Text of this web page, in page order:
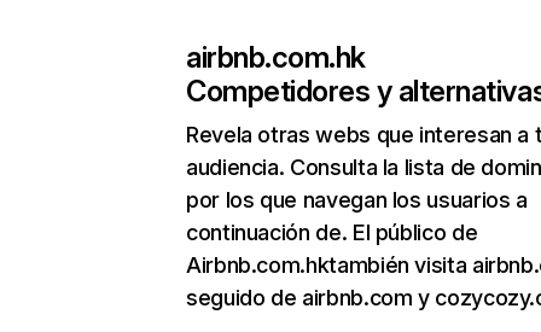
airbnb.com.hk
Competidores y
Revela otras webs que interesan a
audiencia. Consulta la lista de
por los que navegan los usuarios a
continuación de. El público de
Airbnb.com.hktambién visita
seguido de airbnb.com y